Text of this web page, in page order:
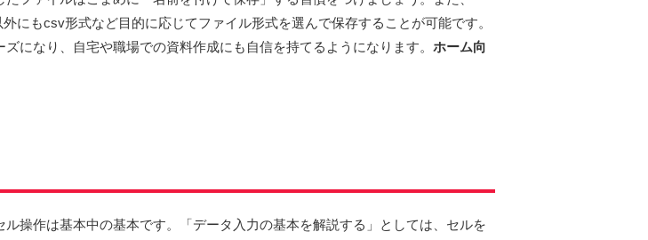
にもcsv形式など目的に応じてファイル形式を選んで保存することが可能です。
になり、自宅や職場での資料作成にも自信を持てるようになります。 ホーム向
操作は基本中の基本です。「データ入力の基本を解説する」としては、セルを